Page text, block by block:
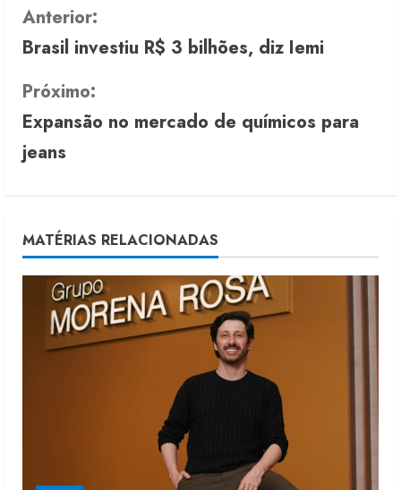
C
o
n
t
i
u
e
Anterior:
Brasil investiu R$ 3 bilhões, diz Iemi
Próximo:
Expansão no mercado de químicos para
jeans
MATÉRIAS RELACIONADAS